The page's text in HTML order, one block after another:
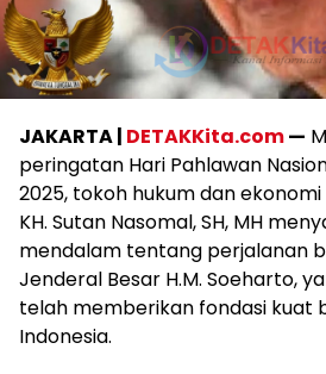
JAKARTA | DETAKKita.com—
peringatan Hari Pahlawan
2025, tokoh hukum dan ekonomi
KH. Sutan Nasomal, SH, MH
mendalam tentang perjalanan
Jenderal Besar H.M. Soeharto,
telah memberikan fondasi kuat
Indonesia.